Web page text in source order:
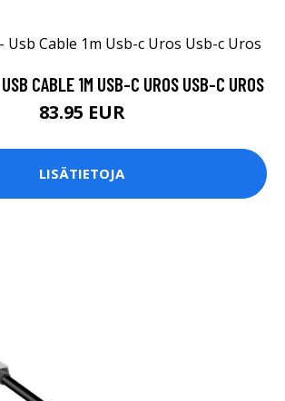
CABLE 1M USB-C UROS USB-C UROS
83.95 EUR
LISÄTIETOJA